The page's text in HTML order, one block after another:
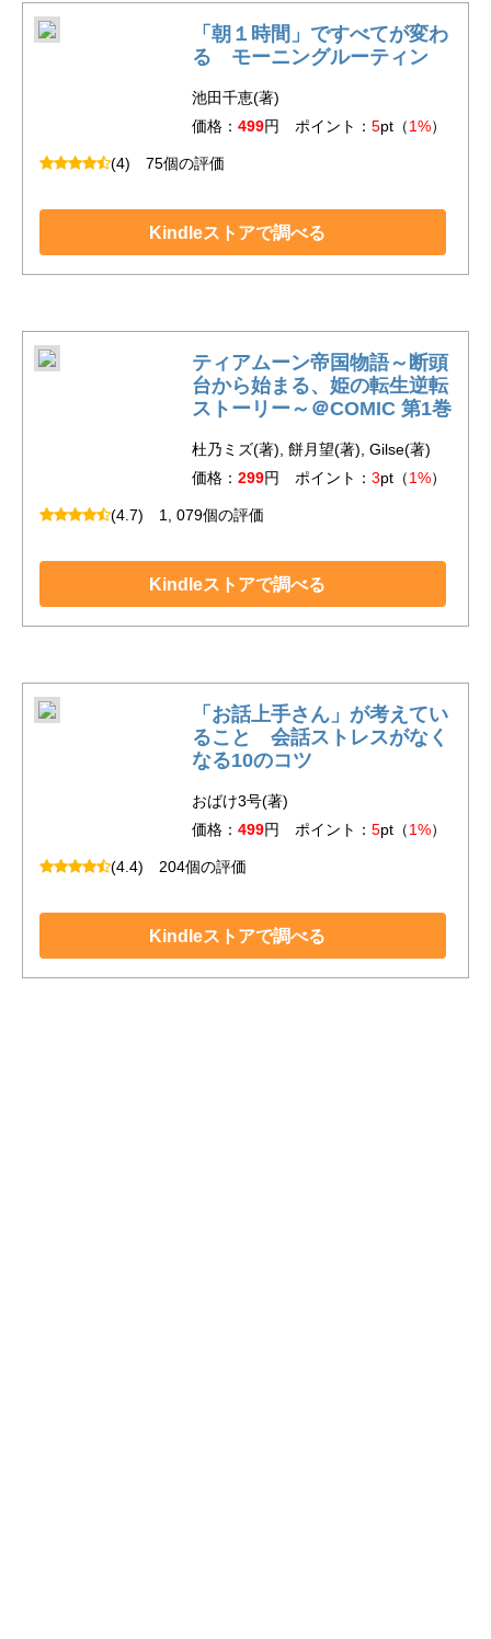
「朝１時間」ですべてが変わ
る モーニングルーティン
池田千恵(著)
価格： 499円 ポイント： 5pt（1%）
(4) 75個の評価
Kindleストアで調べる
ティアムーン帝国物語～断頭
台から始まる、姫の転生逆転
ストーリー～＠COMIC 第1巻
杜乃ミズ(著), 餅月望(著), Gilse(著)
価格： 299円 ポイント： 3pt（1%）
(4.7) 1, 079個の評価
Kindleストアで調べる
「お話上手さん」が考えてい
ること 会話ストレスがなく
なる10のコツ
おばけ3号(著)
価格： 499円 ポイント： 5pt（1%）
(4.4) 204個の評価
Kindleストアで調べる